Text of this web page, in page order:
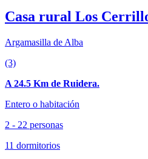
Casa rural Los
Argamasilla de Alba
(3)
A 24.5 Km de Ruidera.
Entero o habitación
2 - 22 personas
11 dormitorios